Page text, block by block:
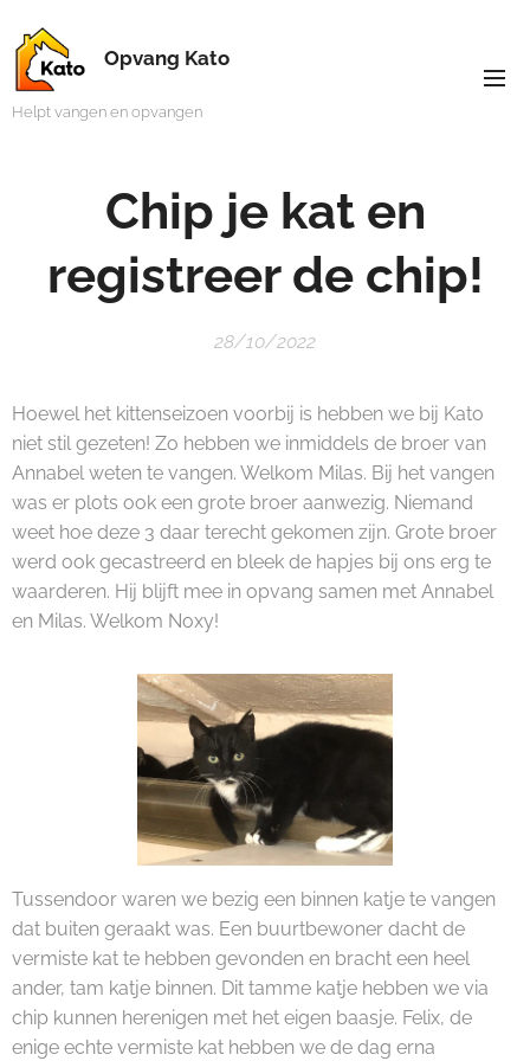
Opvang Kato
Helpt vangen en opvangen
Chip je kat en
registreer de chip!
28/10/2022
Hoewel het kittenseizoen voorbij is hebben we bij Kato
niet stil gezeten! Zo hebben we inmiddels de broer van
Annabel weten te vangen. Welkom Milas. Bij het vangen
was er plots ook een grote broer aanwezig. Niemand
weet hoe deze 3 daar terecht gekomen zijn. Grote broer
werd ook gecastreerd en bleek de hapjes bij ons erg te
waarderen. Hij blijft mee in opvang samen met Annabel
en Milas. Welkom Noxy!
Tussendoor waren we bezig een binnen katje te vangen
dat buiten geraakt was. Een buurtbewoner dacht de
vermiste kat te hebben gevonden en bracht een heel
ander, tam katje binnen. Dit tamme katje hebben we via
chip kunnen herenigen met het eigen baasje. Felix, de
enige echte vermiste kat hebben we de dag erna